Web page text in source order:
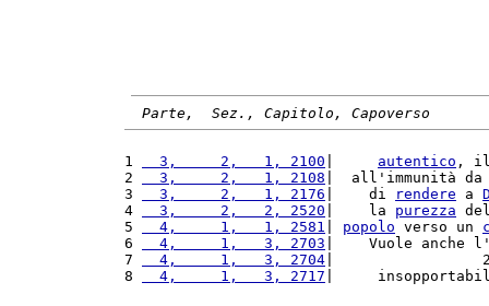
Parte,  Sez., Capitolo, Capoverso
1
  3,     2,   1, 2100
autentico ,
2
  3,     2,   1, 2108
|  all'immunità
3
  3,     2,   1, 2176
|    di rendere a
4
  3,     2,   2, 2520
|    la purezza
5
  4,     1,   1, 2581
popolo verso un
6
  4,     1,   3, 2703
|    Vuole anche
7
  4,     1,   3, 2704
|
8
  4,     1,   3, 2717
|